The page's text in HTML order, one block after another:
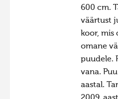
Фотоконкурс 2015
Фотоконкурс 2013
Фотоконкурс 2012
Фотоконкурс 2010
600 cm.
väärtust
koor, mis
omane
puudele.
vana.
aastal.